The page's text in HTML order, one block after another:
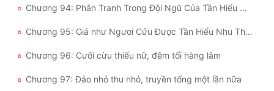
Chương 94: Phân Tranh Trong Đội Ngũ Của Tần Hiểu Nhu
Chương 95: Giá như Ngươi Cứu Được Tần Hiểu Nhu Thì Tốt Biết Bao
Chương 96: Cưỡi cừu thiếu nữ, đêm tối hàng lâm
Chương 97: Đảo nhỏ thu nhỏ, truyền tống một lần nữa